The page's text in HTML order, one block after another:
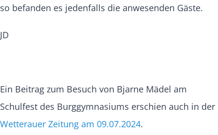
so befanden es jedenfalls die anwesenden Gäste.
JD
Ein Beitrag zum Besuch von Bjarne Mädel am
Schulfest des Burggymnasiums erschien auch in der
Wetterauer Zeitung am 09.07.2024.